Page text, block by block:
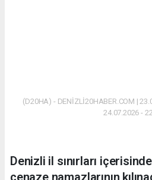
(D20HA) - DENİZLİ20HABER.COM |
24.07.2026 -
Denizli il sınırları
cenaze namazlarının